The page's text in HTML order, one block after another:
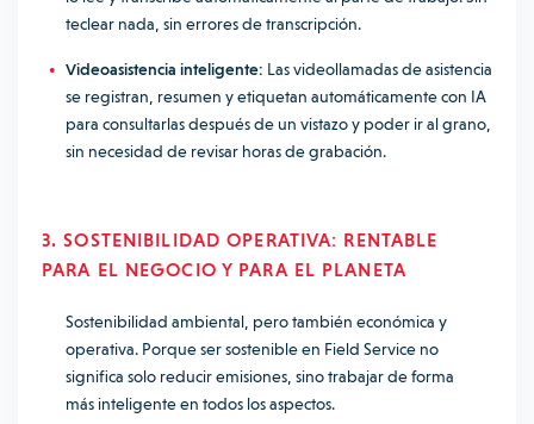
teclear nada, sin errores de transcripción.
Videoasistencia inteligente: Las videollamadas de asistencia
se registran, resumen y etiquetan automáticamente con IA
para consultarlas después de un vistazo y poder ir al grano,
sin necesidad de revisar horas de grabación.
3. SOSTENIBILIDAD OPERATIVA: RENTABLE
PARA EL NEGOCIO Y PARA EL PLANETA
Sostenibilidad ambiental, pero también económica y
operativa. Porque ser sostenible en Field Service no
significa solo reducir emisiones, sino trabajar de forma
más inteligente en todos los aspectos.